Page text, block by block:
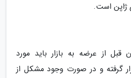
ژاپن است.
از عرضه به بازار باید مورد
گرفته و در صورت وجود مشکل از